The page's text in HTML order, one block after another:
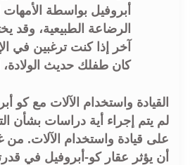
أبروفيل بواسطة
الرضاعة الطبيعية، وقد
آخر إذا كنت ترغبين في
كان طفلك حديث الولادة،
القيادة واستخدام الآلات مع كو
لم يتم إجراء أية دراسات بشأن
على قيادة واستخدام الآلات. من
أن يؤثر عقار كو-أبروفيل في